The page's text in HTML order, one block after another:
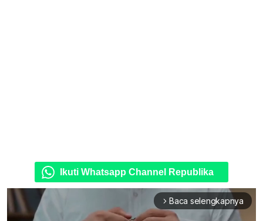
Ikuti Whatsapp Channel Republika
arrow_forward_ios Baca selengkapnya